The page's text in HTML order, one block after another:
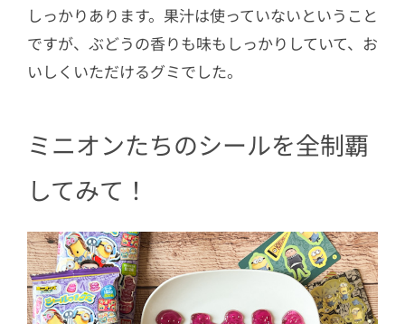
しっかりあります。果汁は使っていないということ
ですが、ぶどうの香りも味もしっかりしていて、お
いしくいただけるグミでした。
ミニオンたちのシールを全制覇
してみて！